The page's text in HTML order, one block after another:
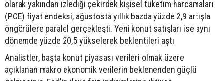
olarak yakından izlediği çekirdek kişisel tüketim harcamaları
(PCE) fiyat endeksi, ağustosta yıllık bazda yüzde 2,9 artışla
öngörülere paralel gerçekleşti. Yeni konut satışları ise aynı
dönemde yüzde 20,5 yükselerek beklentileri aştı.
Analistler, başta konut piyasası verileri olmak üzere
açıklanan makro ekonomik verilerin beklenenden güçlü